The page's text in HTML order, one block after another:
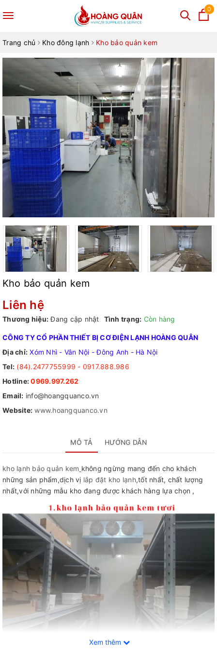
Toggle
0
Trang chủ Kho đông lạnh Kho bảo quản kem
Kho bảo quản kem
Liên hệ
Thương hiệu: Đang cập nhật Tình trạng: Còn hàng
CÔNG TY CỔ PHẦN THIẾT BỊ CƠ ĐIỆN LẠNH HOÀNG QUÂN
Địa chỉ: Xóm Nhì - Vân Nội - Đông Anh - Hà Nội
Tel: (84).2477755999 - 0917.888.986
Hotline:0969.997.262
Email: info@hoangquanco.vn
Website: www.hoangquanco.vn
MÔ TẢ HƯỚNG DẪN
kho lạnh bảo quản kem không ngừng mang đến cho khách
những sản phẩm,dịch vị lắp đặt kho lạnh,tốt nhất, chất lượng
nhất,với những mẫu kho đang được khách hàng lựa chọn ,
Xem thêm